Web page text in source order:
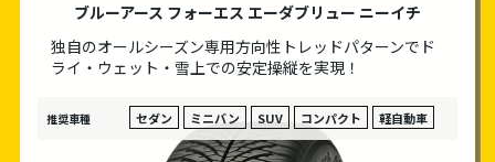
ブルーアース フォーエス エーダブリュー ニーイチ
独自のオールシーズン専用方向性トレッドパターンでド
ライ・ウェット・雪上での安定操縦を実現！
推奨車種 セダン ミニバン SUV コンパクト 軽自動車